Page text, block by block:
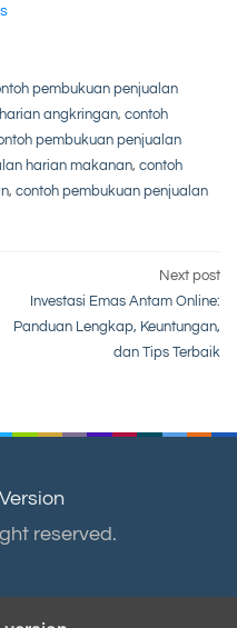
pembukuan penjualan
angkringan, contoh
pembukuan penjualan
harian makanan, contoh
, contoh pembukuan penjualan
Next post
Investasi Emas Antam Online:
Panduan Lengkap, Keuntungan,
dan Tips Terbaik
reserved.